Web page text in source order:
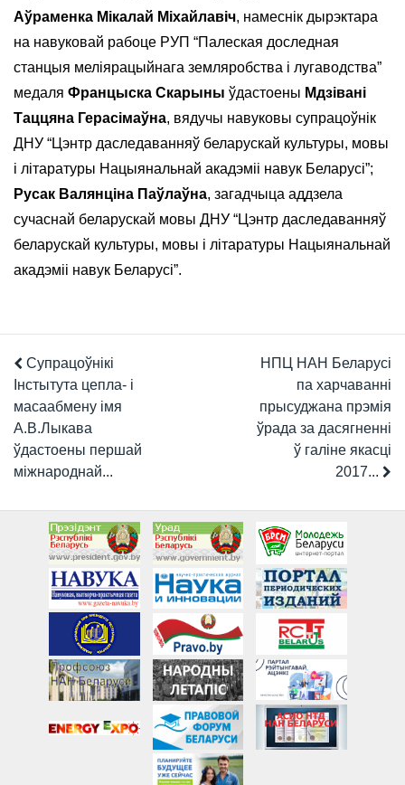
Аўраменка Мікалай Міхайлавіч, намеснік дырэктара
на навуковай рабоце РУП “Палеская доследная
станцыя меліярацыйнага земляробства і лугаводства”
медаля Францыска Скарыны ўдастоены Мдзівані
Таццяна Герасімаўна, вядучы навуковы супрацоўнік
ДНУ “Цэнтр даследаванняў беларускай культуры, мовы
і літаратуры Нацыянальнай акадэміі навук Беларусі”;
Русак Валянціна Паўлаўна, загадчыца аддзела
сучаснай беларускай мовы ДНУ “Цэнтр даследаванняў
беларускай культуры, мовы і літаратуры Нацыянальнай
акадэміі навук Беларусі”.
Супрацоўнікі
Інстытута цепла- і
масаабмену імя
А.В.Лыкава
ўдастоены першай
міжнароднай...
НПЦ НАН Беларусі
па харчаванні
прысуджана прэмія
ўрада за дасягненні
ў галіне якасці
2017...